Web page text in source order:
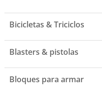
Bicicletas & Triciclos
Blasters & pistolas
Bloques para armar